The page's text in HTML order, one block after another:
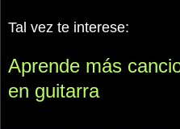
Tal vez te interese:
Aprende más
en guitarra